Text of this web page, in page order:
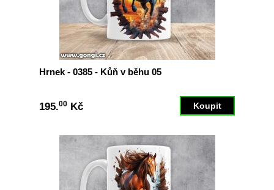
Hrnek - 0385 - Kůň v běhu 05
195.00 Kč